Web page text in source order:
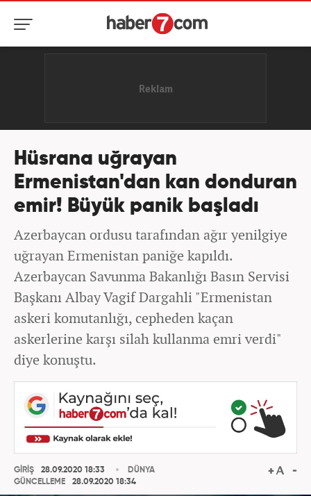
Hüsrana uğrayan
Ermenistan'dan kan donduran
emir! Büyük panik başladı
Azerbaycan ordusu tarafından ağır yenilgiye
uğrayan Ermenistan paniğe kapıldı.
Azerbaycan Savunma Bakanlığı Basın Servisi
Başkanı Albay Vagif Dargahli "Ermenistan
askeri komutanlığı, cepheden kaçan
askerlerine karşı silah kullanma emri verdi"
diye konuştu.
GİRİŞ
28.09.2020 18:33
GÜNCELLEME
28.09.2020 18:34
DÜNYA